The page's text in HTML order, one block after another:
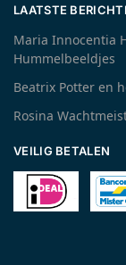
LAATSTE
Maria Innocentia
Hummelbeeldjes
Beatrix Potter en
Rosina
VEILIG BETALEN